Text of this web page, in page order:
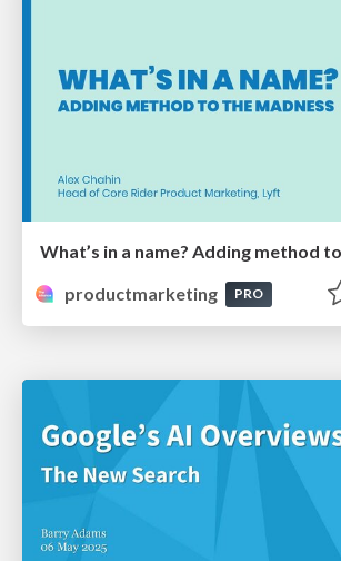
What’s in a name? Adding method
productmarketing
PRO